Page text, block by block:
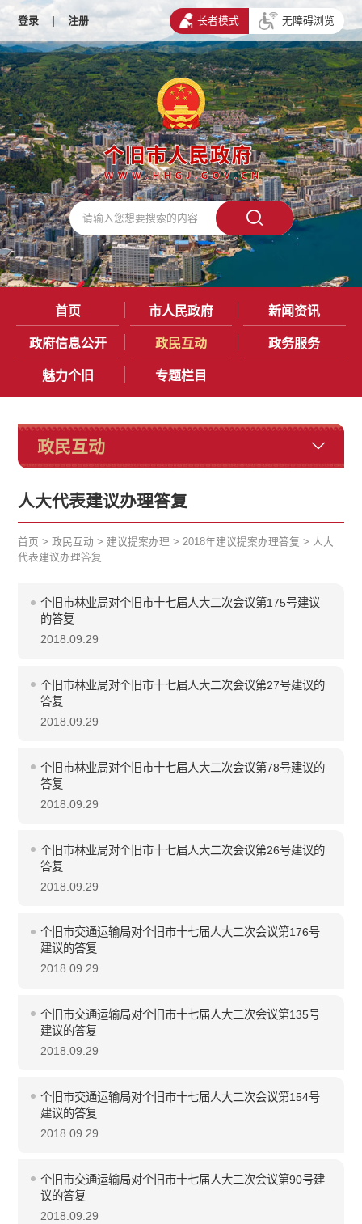
登录 | 注册 长者模式 无障碍浏览
首页 市人民政府 新闻资讯
政府信息公开 政民互动 政务服务
魅力个旧 专题栏目
政民互动
人大代表建议办理答复
首页 >政民互动 > 建议提案办理 > 2018年建议提案办理答复 > 人大
代表建议办理答复
个旧市林业局对个旧市十七届人大二次会议第175号建议
的答复
2018.09.29
个旧市林业局对个旧市十七届人大二次会议第27号建议的
答复
2018.09.29
个旧市林业局对个旧市十七届人大二次会议第78号建议的
答复
2018.09.29
个旧市林业局对个旧市十七届人大二次会议第26号建议的
答复
2018.09.29
个旧市交通运输局对个旧市十七届人大二次会议第176号
建议的答复
2018.09.29
个旧市交通运输局对个旧市十七届人大二次会议第135号
建议的答复
2018.09.29
个旧市交通运输局对个旧市十七届人大二次会议第154号
建议的答复
2018.09.29
个旧市交通运输局对个旧市十七届人大二次会议第90号建
议的答复
2018.09.29